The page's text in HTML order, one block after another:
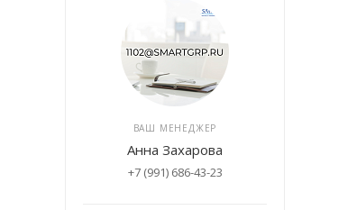
ВАШ МЕНЕДЖЕР
Анна Захарова
+7 (991) 686-43-23